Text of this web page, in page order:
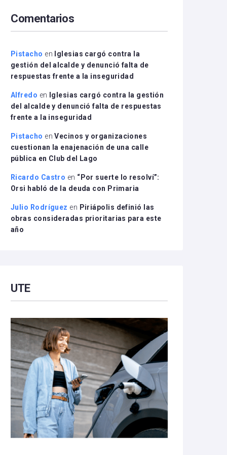
disminuir
el
Comentarios
Pistacho en
Iglesias cargó contra la
gestión del alcalde y denunció falta de
respuestas frente a la inseguridad
Alfredo en
Iglesias cargó contra la gestión
del alcalde y denunció falta de respuestas
frente a la inseguridad
Pistacho enVecinos y organizaciones
cuestionan la enajenación de una calle
pública en Club del Lago
Ricardo Castro en “Por suerte lo resolví”:
Orsi habló de la deuda con Primaria
Julio Rodríguez en Piriápolis definió las
obras consideradas prioritarias para este
año
UTE